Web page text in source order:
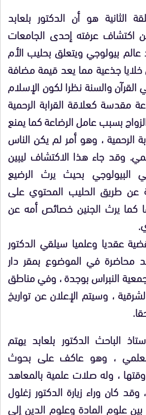
الثانية هو أن الدكتور بلعابد
اكتشاف عرفته إحدى الجامعات
عالم بيولوجي ويتعلق بحليب الأم
جذعية مما يعد قيمة مضافة
القرآن والسنة نظرا لكون الإسلام
مقدسة كعلاقة القرابة الرحمية
بسبب عامل الرضاعة كما يمنع
الرحمية ، وهو أمر لم يكن الناس
وقد جاء هذا الاكتشاف ليبين
البيولوجي بحيث يرث الرضيع
طريق الحليب المحتوي على
كما يرث الجنين خصائص أمه عن
عقديا وعلميا سيلقي الدكتور
محاضرة في الموضوع بمقر دار
النبراس بوجدة ، وفي مناطق
، وسيتم الإعلان عن تواريخ
الباحث الدكتور بلعابد يهتم
العلمي ، وهو عاكف على بحوث
، وله صلات علمية بالمعاهد
وقد كان وراء زيارة الدكتور زغلول
بين علوم المادة وعلوم الدين إلى